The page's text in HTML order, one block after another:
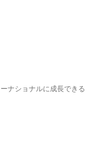
ナショナルに成長できる